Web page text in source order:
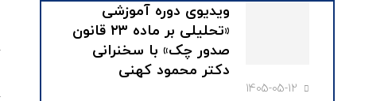
ویدیوی دوره آموزشی
«تحلیلی بر ماده ۲۳ قانون
صدور چک» با سخنرانی
دکتر محمود کهنی
1405-05-12